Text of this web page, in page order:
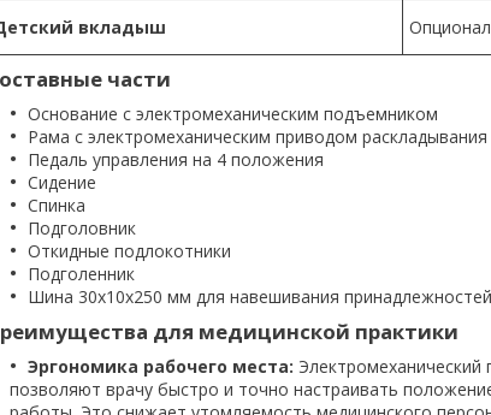
вкладыш
части
Основание с электромеханическим подъемником
Рама с электромеханическим приводом раскладывания
Педаль управления на 4 положения
Сидение
Спинка
Подголовник
Откидные подлокотники
Подголенник
Шина 30х10х250 мм для навешивания принадлежностей
для медицинской практики
Эргономика рабочего места:
позволяют врачу быстро и точно настраивать